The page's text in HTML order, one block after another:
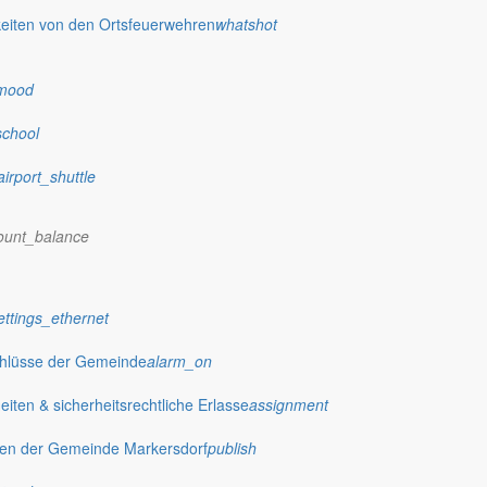
von den Ortsfeuerwehrenwhatshot
der Gemeindealarm_on
& sicherheitsrechtliche Erlasseassignment
der Gemeinde Markersdorfpublish
& Co. KG
entdecken